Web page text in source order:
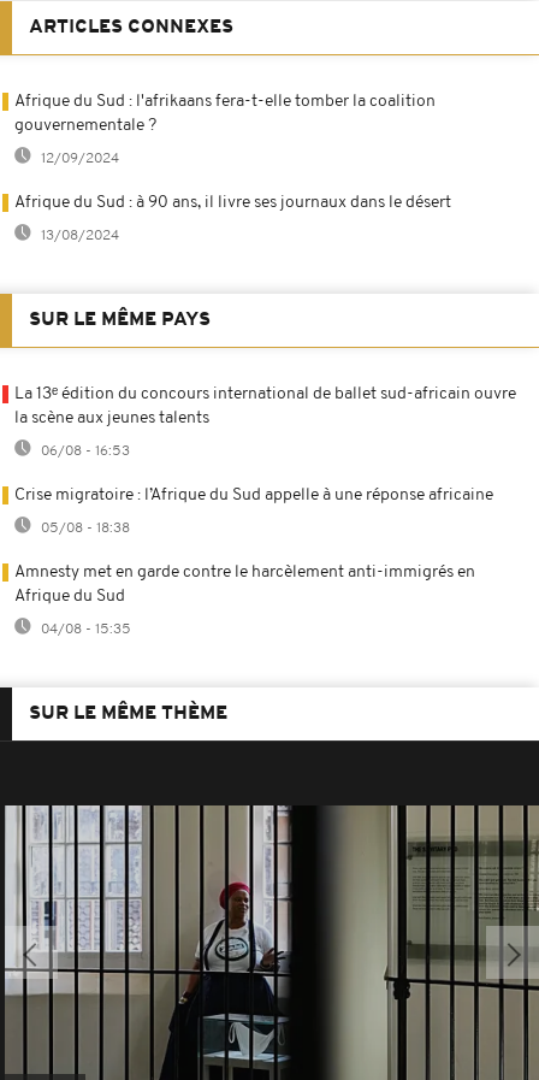
ARTICLES CONNEXES
Afrique du Sud : l'afrikaans fera-t-elle tomber la coalition
gouvernementale ?
12/09/2024
Afrique du Sud : à 90 ans, il livre ses journaux dans le désert
13/08/2024
SUR LE MÊME PAYS
La 13ᵉ édition du concours international de ballet sud-africain ouvre
la scène aux jeunes talents
06/08 - 16:53
Crise migratoire : l’Afrique du Sud appelle à une réponse africaine
05/08 - 18:38
Amnesty met en garde contre le harcèlement anti-immigrés en
Afrique du Sud
04/08 - 15:35
SUR LE MÊME THÈME